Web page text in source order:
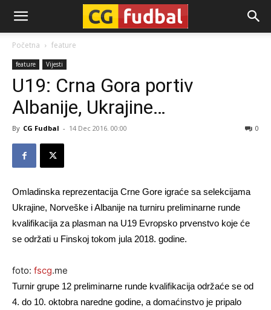
CG-
Fudbal
Početna feature
feature Vijesti
U19: Crna Gora portiv
Albanije, Ukrajine…
By CG Fudbal - 14 Dec 2016. 00:00 0
Omladinska reprezentacija Crne Gore igraće sa selekcijama
Ukrajine, Norveške i Albanije na turniru preliminarne runde
kvalifikacija za plasman na U19 Evropsko prvenstvo koje će
se održati u Finskoj tokom jula 2018. godine.
foto: fscg.me
Turnir grupe 12 preliminarne runde kvalifikacija održaće se od
4. do 10. oktobra naredne godine, a domaćinstvo je pripalo